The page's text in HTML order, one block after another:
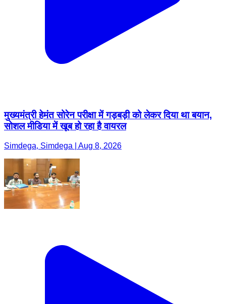
मुख्यमंत्री हेमंत सोरेन परीक्षा में गड़बड़ी को लेकर दिया था बयान,
सोशल मीडिया में खूब हो रहा है वायरल
Simdega, Simdega | Aug 8, 2026